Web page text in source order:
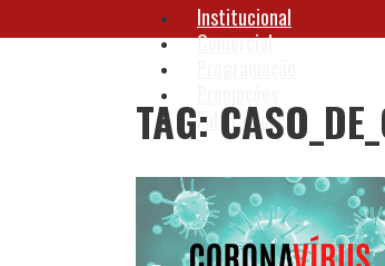
Institucional
Comercial
Fale Conosco
TAG: